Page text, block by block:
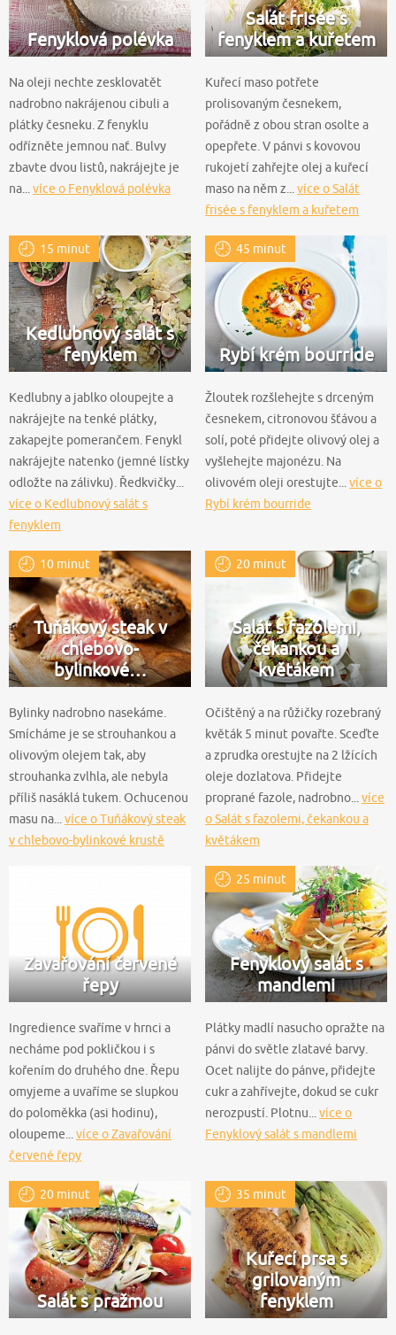
Fenyklová polévka
Na oleji nechte zesklovatět
nadrobno nakrájenou cibuli a
plátky česneku. Z fenyklu
odřízněte jemnou nať. Bulvy
zbavte dvou listů, nakrájejte je
na... více o Fenyklová polévka
Salát frisée s
fenyklem a kuřetem
Kuřecí maso potřete
prolisovaným česnekem,
pořádně z obou stran osolte a
opepřete. V pánvi s kovovou
rukojetí zahřejte olej a kuřecí
maso na něm z... více o Salát
frisée s fenyklem a kuřetem
15 minut
Kedlubnový salát s
fenyklem
Kedlubny a jablko oloupejte a
nakrájejte na tenké plátky,
zakapejte pomerančem. Fenykl
nakrájejte natenko (jemné lístky
odložte na zálivku). Ředkvičky...
více o Kedlubnový salát s
fenyklem
45 minut
Rybí krém bourride
Žloutek rozšlehejte s drceným
česnekem, citronovou šťávou a
solí, poté přidejte olivový olej a
vyšlehejte majonézu. Na
olivovém oleji orestujte... více o
Rybí krém bourride
10 minut
Tuňákový steak v
chlebovo-
bylinkové…
Bylinky nadrobno nasekáme.
Smícháme je se strouhankou a
olivovým olejem tak, aby
strouhanka zvlhla, ale nebyla
příliš nasáklá tukem. Ochucenou
masu na... více o Tuňákový steak
v chlebovo-bylinkové krustě
20 minut
Salát s fazolemi,
čekankou a
květákem
Očištěný a na růžičky rozebraný
květák 5 minut povařte. Sceďte
a zprudka orestujte na 2 lžících
oleje dozlatova. Přidejte
proprané fazole, nadrobno... více
o Salát s fazolemi, čekankou a
květákem
Zavařování červené
řepy
Ingredience svaříme v hrnci a
necháme pod pokličkou i s
kořením do druhého dne. Řepu
omyjeme a uvaříme se slupkou
do poloměkka (asi hodinu),
oloupeme...více o Zavařování
červené řepy
25 minut
Fenyklový salát s
mandlemi
Plátky madlí nasucho opražte na
pánvi do světle zlatavé barvy.
Ocet nalijte do pánve, přidejte
cukr a zahřívejte, dokud se cukr
nerozpustí. Plotnu...více o
Fenyklový salát s mandlemi
20 minut
Salát s pražmou
35 minut
Kuřecí prsa s
grilovaným
fenyklem